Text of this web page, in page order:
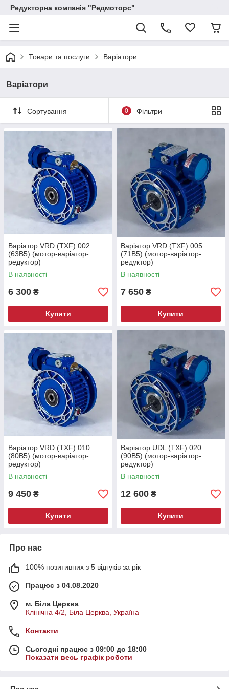
Редукторна компанія "Редмоторс"
Товари та послуги Варіатори
Варіатори
Сортування 0 Фільтри
Варіатор VRD (TXF) 002
(63B5) (мотор-варіатор-
редуктор)
В наявності
6 300 ₴
Купити
Варіатор VRD (TXF) 005
(71B5) (мотор-варіатор-
редуктор)
В наявності
7 650 ₴
Купити
Варіатор VRD (TXF) 010
(80B5) (мотор-варіатор-
редуктор)
В наявності
9 450 ₴
Купити
Варіатор UDL (TXF) 020
(90B5) (мотор-варіатор-
редуктор)
В наявності
12 600 ₴
Купити
Про нас
100% позитивних з 5 відгуків за рік
Працює з 04.08.2020
м. Біла Церква
Клінічна 4/2, Біла Церква, Україна
Контакти
Сьогодні працює з 09:00 до 18:00
Показати весь графік роботи